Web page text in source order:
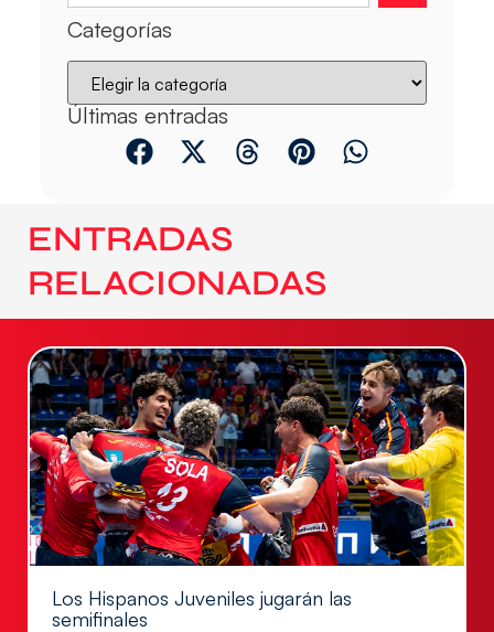
Categorías
Últimas entradas
ENTRADAS
RELACIONADAS
Los Hispanos Juveniles jugarán las
semifinales